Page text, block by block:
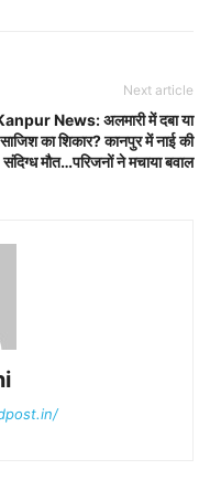
Next article
News: अलमारी में दबा या
साजिश का शिकार? कानपुर में नाई की
संदिग्ध मौत…परिजनों ने मचाया बवाल